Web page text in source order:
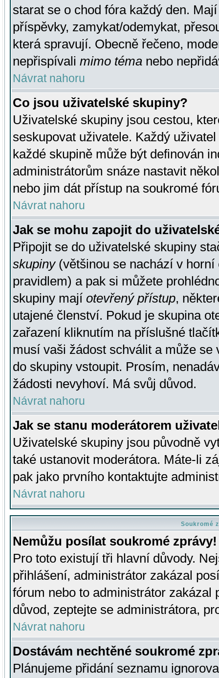
starat se o chod fóra každý den.
příspěvky, zamykat/odemykat,
která spravují. Obecně řečeno,
nepřispívali mimo téma nebo
Návrat nahoru
Co jsou uživatelské skupiny?
Uživatelské skupiny jsou cestou,
seskupovat uživatele. Každý
každé skupině může být definován
administrátorům snáze nastavit
nebo jim dát přístup na soukromé
Návrat nahoru
Jak se mohu zapojit do
Připojit se do uživatelské skupiny
skupiny(většinou se nachází v horní
pravidlem) a pak si můžete
skupiny mají otevřený přístup,
utajené členství. Pokud je skupina
zařazení kliknutím na příslušné
musí vaši žádost schválit a může se
do skupiny vstoupit. Prosím,
žádosti nevyhoví. Má svůj důvod.
Návrat nahoru
Jak se stanu moderátorem
Uživatelské skupiny jsou původně
také ustanovit moderátora. Máte-li
pak jako prvního kontaktujte
Návrat nahoru
Soukromé
Nemůžu posílat soukromé zprávy!
Pro toto existují tři hlavní důvody.
přihlášení, administrátor zakázal
fórum nebo to administrátor zakázal
důvod, zeptejte se administrátora,
Návrat nahoru
Dostávám nechtěné soukromé
Plánujeme přidání seznamu